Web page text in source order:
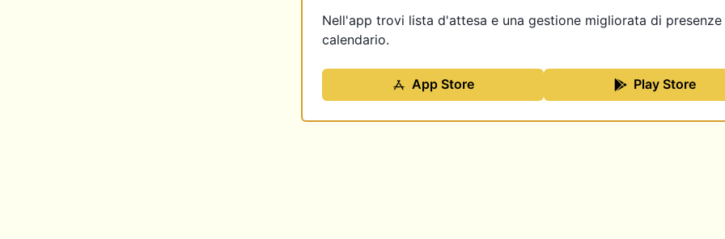
Nell'app trovi lista d'attesa e una gestione migliorata di presenze
calendario.
App Store Play Store